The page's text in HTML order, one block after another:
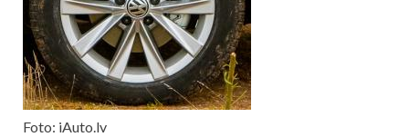
Foto: iAuto.lv